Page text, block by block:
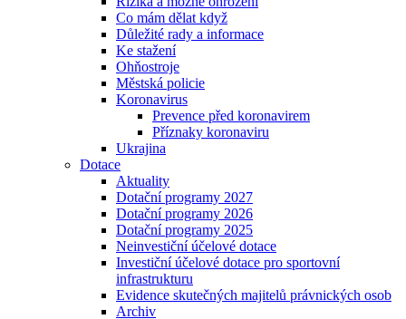
Co mám dělat když
Důležité rady a informace
Ke stažení
Ohňostroje
Městská policie
Koronavirus
Prevence před koronavirem
Příznaky koronaviru
Ukrajina
Dotace
Aktuality
Dotační programy 2027
Dotační programy 2026
Dotační programy 2025
Neinvestiční účelové dotace
Investiční účelové dotace pro sportovní
infrastrukturu
Evidence skutečných majitelů právnických osob
Archiv